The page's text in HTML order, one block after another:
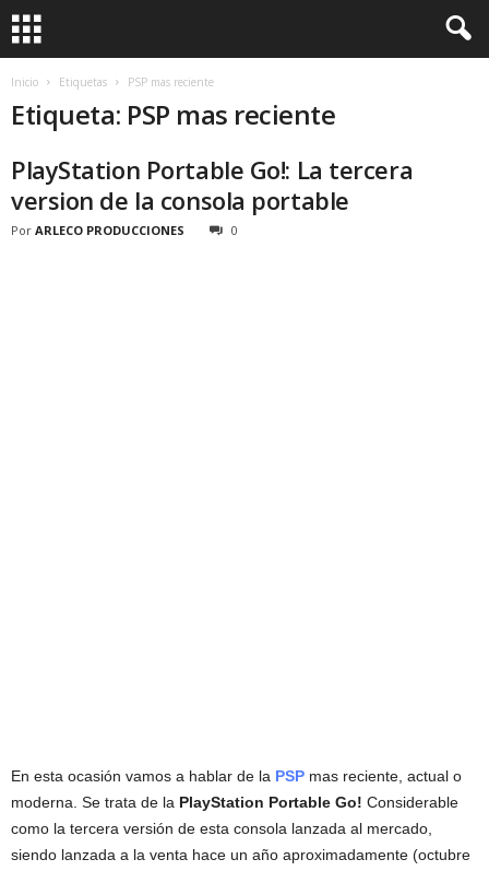
Inicio Etiquetas PSP mas reciente
Etiqueta: PSP mas reciente
PlayStation Portable Go!: La tercera
version de la consola portable
Por ARLECO PRODUCCIONES 0
En esta ocasión vamos a hablar de la PSP mas reciente, actual o
moderna. Se trata de la PlayStation Portable Go! Considerable
como la tercera versión de esta consola lanzada al mercado,
siendo lanzada a la venta hace un año aproximadamente (octubre